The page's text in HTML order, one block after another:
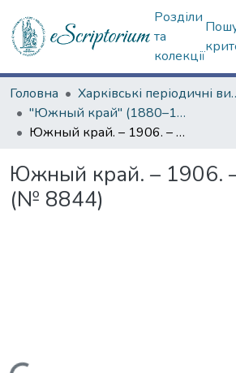
Розділи
та
колекції
Головна
"Южный край" (1880–1919 гг.)
Южный край. – 1906. – 21 июля (№ 8844)
Южный край. – 1906.
(№ 8844)